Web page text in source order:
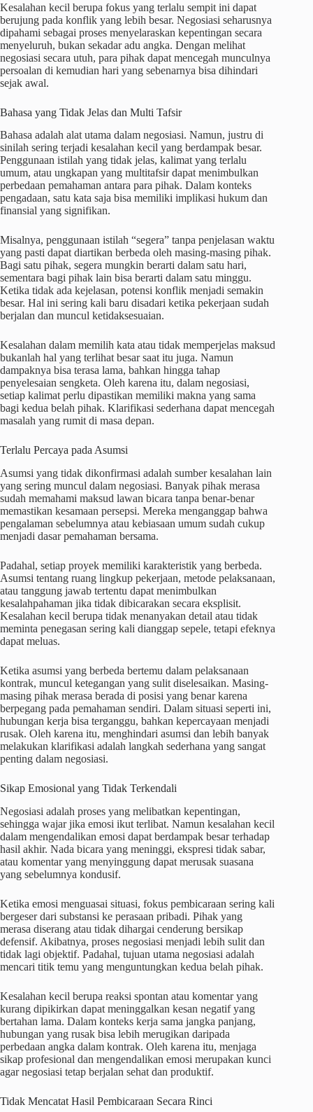
Kesalahan kecil berupa fokus yang terlalu sempit ini dapat
berujung pada konflik yang lebih besar. Negosiasi seharusnya
dipahami sebagai proses menyelaraskan kepentingan secara
menyeluruh, bukan sekadar adu angka. Dengan melihat
negosiasi secara utuh, para pihak dapat mencegah munculnya
persoalan di kemudian hari yang sebenarnya bisa dihindari
sejak awal.
Bahasa yang Tidak Jelas dan Multi Tafsir
Bahasa adalah alat utama dalam negosiasi. Namun, justru di
sinilah sering terjadi kesalahan kecil yang berdampak besar.
Penggunaan istilah yang tidak jelas, kalimat yang terlalu
umum, atau ungkapan yang multitafsir dapat menimbulkan
perbedaan pemahaman antara para pihak. Dalam konteks
pengadaan, satu kata saja bisa memiliki implikasi hukum dan
finansial yang signifikan.
Misalnya, penggunaan istilah “segera” tanpa penjelasan waktu
yang pasti dapat diartikan berbeda oleh masing-masing pihak.
Bagi satu pihak, segera mungkin berarti dalam satu hari,
sementara bagi pihak lain bisa berarti dalam satu minggu.
Ketika tidak ada kejelasan, potensi konflik menjadi semakin
besar. Hal ini sering kali baru disadari ketika pekerjaan sudah
berjalan dan muncul ketidaksesuaian.
Kesalahan dalam memilih kata atau tidak memperjelas maksud
bukanlah hal yang terlihat besar saat itu juga. Namun
dampaknya bisa terasa lama, bahkan hingga tahap
penyelesaian sengketa. Oleh karena itu, dalam negosiasi,
setiap kalimat perlu dipastikan memiliki makna yang sama
bagi kedua belah pihak. Klarifikasi sederhana dapat mencegah
masalah yang rumit di masa depan.
Terlalu Percaya pada Asumsi
Asumsi yang tidak dikonfirmasi adalah sumber kesalahan lain
yang sering muncul dalam negosiasi. Banyak pihak merasa
sudah memahami maksud lawan bicara tanpa benar-benar
memastikan kesamaan persepsi. Mereka menganggap bahwa
pengalaman sebelumnya atau kebiasaan umum sudah cukup
menjadi dasar pemahaman bersama.
Padahal, setiap proyek memiliki karakteristik yang berbeda.
Asumsi tentang ruang lingkup pekerjaan, metode pelaksanaan,
atau tanggung jawab tertentu dapat menimbulkan
kesalahpahaman jika tidak dibicarakan secara eksplisit.
Kesalahan kecil berupa tidak menanyakan detail atau tidak
meminta penegasan sering kali dianggap sepele, tetapi efeknya
dapat meluas.
Ketika asumsi yang berbeda bertemu dalam pelaksanaan
kontrak, muncul ketegangan yang sulit diselesaikan. Masing-
masing pihak merasa berada di posisi yang benar karena
berpegang pada pemahaman sendiri. Dalam situasi seperti ini,
hubungan kerja bisa terganggu, bahkan kepercayaan menjadi
rusak. Oleh karena itu, menghindari asumsi dan lebih banyak
melakukan klarifikasi adalah langkah sederhana yang sangat
penting dalam negosiasi.
Sikap Emosional yang Tidak Terkendali
Negosiasi adalah proses yang melibatkan kepentingan,
sehingga wajar jika emosi ikut terlibat. Namun kesalahan kecil
dalam mengendalikan emosi dapat berdampak besar terhadap
hasil akhir. Nada bicara yang meninggi, ekspresi tidak sabar,
atau komentar yang menyinggung dapat merusak suasana
yang sebelumnya kondusif.
Ketika emosi menguasai situasi, fokus pembicaraan sering kali
bergeser dari substansi ke perasaan pribadi. Pihak yang
merasa diserang atau tidak dihargai cenderung bersikap
defensif. Akibatnya, proses negosiasi menjadi lebih sulit dan
tidak lagi objektif. Padahal, tujuan utama negosiasi adalah
mencari titik temu yang menguntungkan kedua belah pihak.
Kesalahan kecil berupa reaksi spontan atau komentar yang
kurang dipikirkan dapat meninggalkan kesan negatif yang
bertahan lama. Dalam konteks kerja sama jangka panjang,
hubungan yang rusak bisa lebih merugikan daripada
perbedaan angka dalam kontrak. Oleh karena itu, menjaga
sikap profesional dan mengendalikan emosi merupakan kunci
agar negosiasi tetap berjalan sehat dan produktif.
Tidak Mencatat Hasil Pembicaraan Secara Rinci